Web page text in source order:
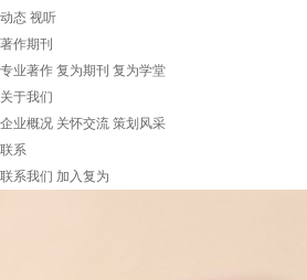
动态 视听
著作期刊
专业著作 复为期刊 复为学堂
关于我们
企业概况 关怀交流 策划风采
联系
联系我们 加入复为